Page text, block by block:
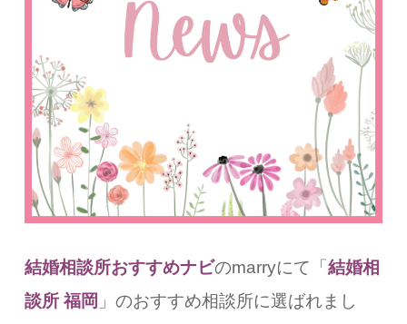
結婚相談所おすすめナビのmarryにて「結婚相
談所 福岡 」のおすすめ相談所に選ばれまし